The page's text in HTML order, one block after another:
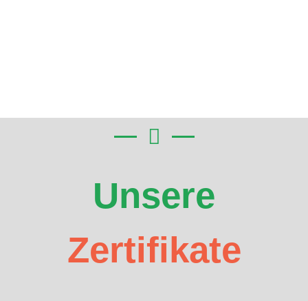
Unsere
Zertifikate